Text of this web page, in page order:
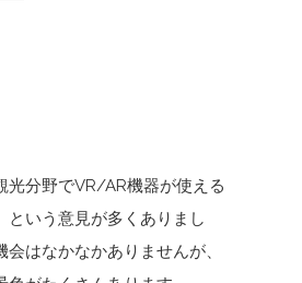
光分野でVR/AR機器が使える
という意見が多くありまし
はなかなかありませんが、